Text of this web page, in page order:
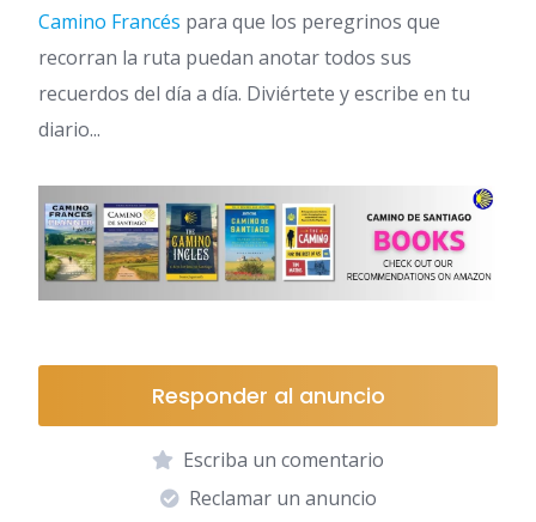
Camino Francés para que los peregrinos que
recorran la ruta puedan anotar todos sus
recuerdos del día a día. Diviértete y escribe en tu
diario...
Responder al anuncio
Escriba un comentario
Reclamar un anuncio